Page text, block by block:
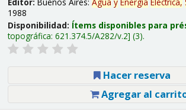
1988
Disponibilidad: Ítems disponibles para
topográfica: 621.374.5/A282/v.2 (3).
Hacer reserva
Agregar al